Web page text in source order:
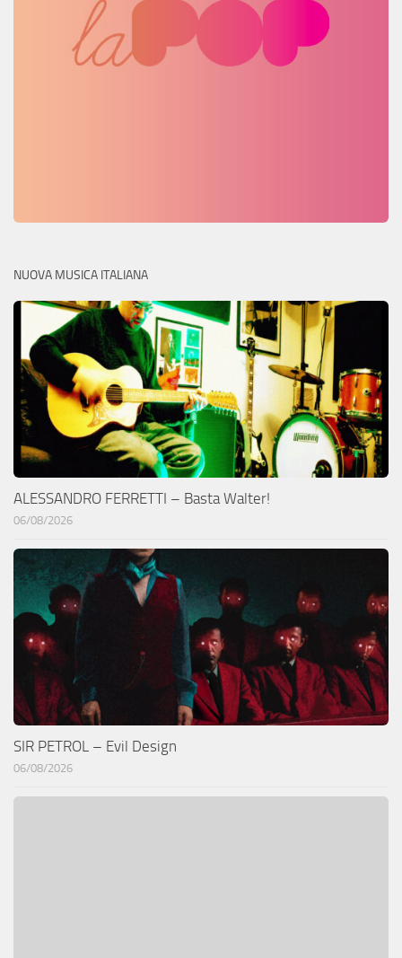
NUOVA MUSICA ITALIANA
ALESSANDRO FERRETTI – Basta Walter!
06/08/2026
SIR PETROL – Evil Design
06/08/2026